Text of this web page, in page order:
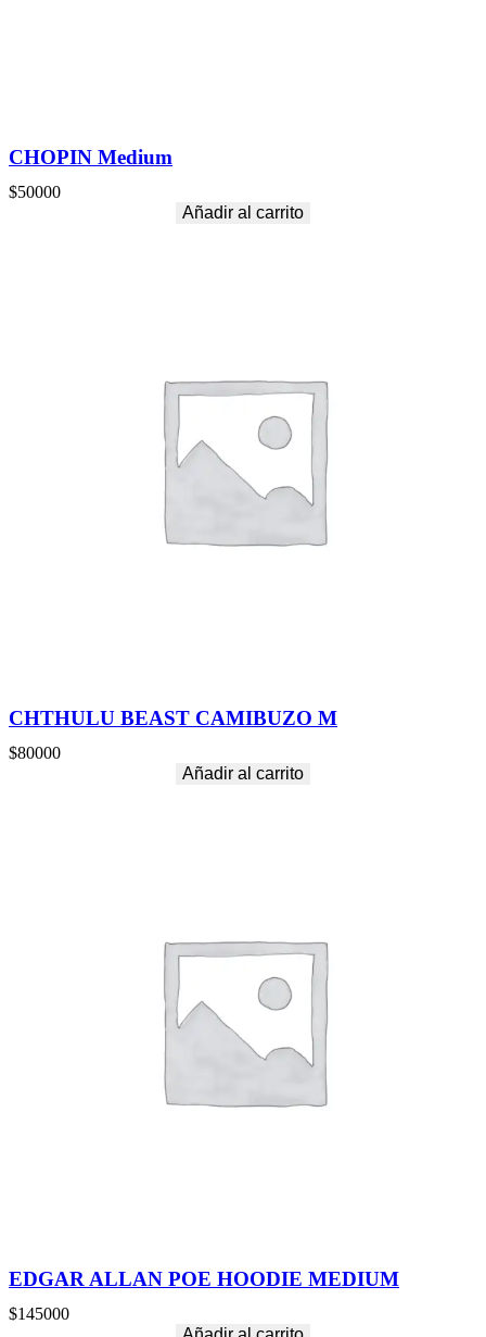
CHOPIN Medium
$50000
Añadir al carrito
CHTHULU BEAST CAMIBUZO M
$80000
Añadir al carrito
EDGAR ALLAN POE HOODIE MEDIUM
$145000